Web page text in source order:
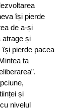
își pierde
de a-și
atrage și
își pierde pacea
ta
și
nivelul